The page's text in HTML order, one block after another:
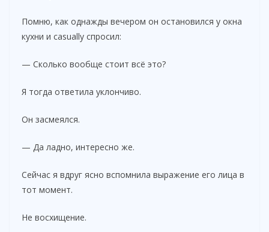
Помню, как однажды вечером он остановился у окна
кухни и casually спросил:
— Сколько вообще стоит всё это?
Я тогда ответила уклончиво.
Он засмеялся.
— Да ладно, интересно же.
Сейчас я вдруг ясно вспомнила выражение его лица в
тот момент.
Не восхищение.